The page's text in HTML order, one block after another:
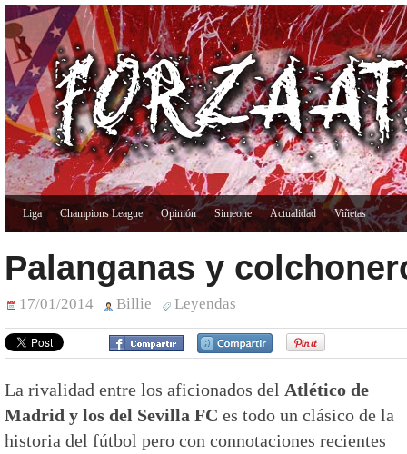
Liga Champions League Opinión Simeone Actualidad Viñetas
Palanganas y
17/01/2014 Billie Leyendas
La rivalidad entre los aficionados del Atlético de
Madrid y los del Sevilla FC es todo un clásico de la
historia del fútbol pero con connotaciones recientes